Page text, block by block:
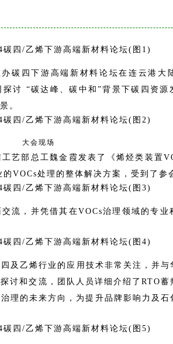
碳四下游高端新材料论坛在连云港大
讨 “碳达峰、碳中和”背景下碳四资源
。
大会现场
艺部总工魏金霞发表了《烯烃类装置
VOCs处理的整体解决方案，受到了参
流，并凭借其在VOCs治理领域的专业
及乙烯行业的应用技术非常关注，并与
讨和交流，团队人员详细介绍了RTO蓄
理的未来方向，为提升品牌影响力及石